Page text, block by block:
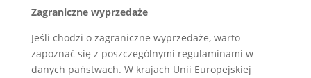
Zagraniczne wyprzedaże
Jeśli chodzi o zagraniczne wyprzedaże, warto
zapoznać się z poszczególnymi regulaminami w
danych państwach. W krajach Unii Europejskiej